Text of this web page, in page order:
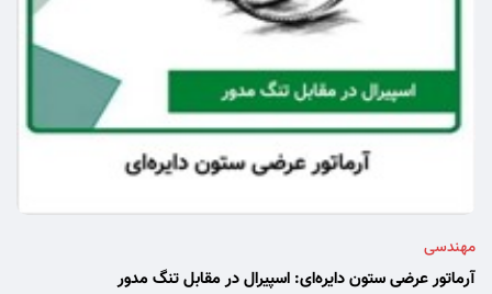
مهندسی
آرماتور عرضی ستون دایره‌ای: اسپیرال در مقابل تنگ مدور